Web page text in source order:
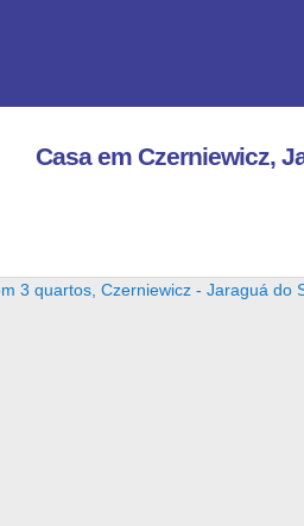
Casa em Czerniewicz,